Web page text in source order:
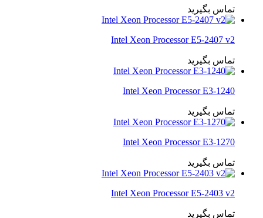
تماس بگیرید
Intel Xeon Processor E5-2407 v2
تماس بگیرید
Intel Xeon Processor E3-1240
تماس بگیرید
Intel Xeon Processor E3-1270
تماس بگیرید
Intel Xeon Processor E5-2403 v2
تماس بگیرید